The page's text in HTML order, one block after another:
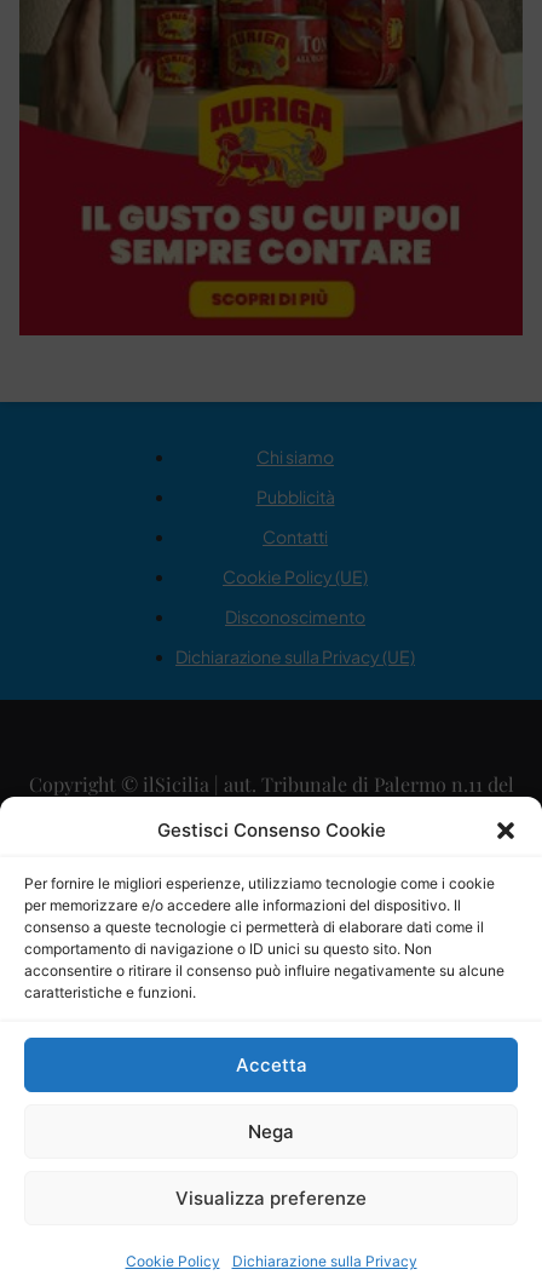
Gestisci Consenso Cookie
Per fornire le migliori esperienze, utilizziamo tecnologie come i cookie
per memorizzare e/o accedere alle informazioni del dispositivo. Il
consenso a queste tecnologie ci permetterà di elaborare dati come il
comportamento di navigazione o ID unici su questo sito. Non
acconsentire o ritirare il consenso può influire negativamente su alcune
caratteristiche e funzioni.
Accetta
Nega
Visualizza preferenze
Cookie Policy Dichiarazione sulla Privacy
Chi siamo
Pubblicità
Contatti
Cookie Policy (UE)
Disconoscimento
Dichiarazione sulla Privacy (UE)
Copyright © ilSicilia | aut. Tribunale di Palermo n.11 del
29/09/2015
Direttore Editoriale: Maurizio Scaglione
Direttore Responsabile: Maria Calabrese
P.IVA: 06334930820
Mercurio Comunicazione Società Cooperativa a r.l. è
iscritta al Registro degli Operatori di Comunicazione al
Sito gestito daLa Digitale srl–info@ladigitale.it